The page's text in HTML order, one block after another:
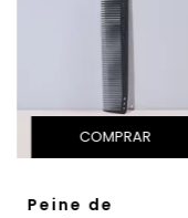
Peine de